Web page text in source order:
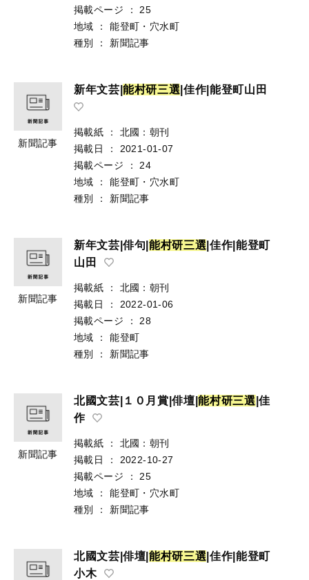
掲載ページ
：
25
地域
：
能登町・穴水町
種別
： 新聞記事
新聞記事
新年文芸|能村研三選 |佳作|能登町山田
掲載紙 ：
北國：朝刊
掲載日
：
2021-01-07
掲載ページ
：
24
地域
：
能登町・穴水町
種別
： 新聞記事
新聞記事
新年文芸|俳句|能村研三選 |佳作|能登町
山田
掲載紙 ：
北國：朝刊
掲載日
：
2022-01-06
掲載ページ
：
28
地域
：
能登町
種別
： 新聞記事
新聞記事
北國文芸|１０月賞|俳壇|能村研三選 |佳
作
掲載紙 ：
北國：朝刊
掲載日
：
2022-10-27
掲載ページ
：
25
地域
：
能登町・穴水町
種別
： 新聞記事
北國文芸|俳壇|能村研三選 |佳作|能登町
小木